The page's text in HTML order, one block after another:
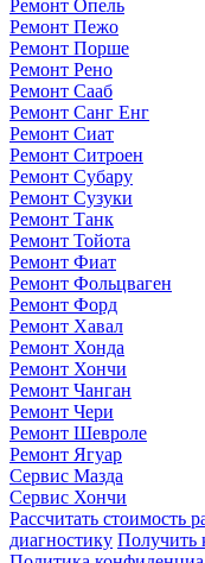
Ремонт Опель
Ремонт Пежо
Ремонт Порше
Ремонт Рено
Ремонт Сааб
Ремонт Санг Енг
Ремонт Сиат
Ремонт Ситроен
Ремонт Субару
Ремонт Сузуки
Ремонт Танк
Ремонт Тойота
Ремонт Фиат
Ремонт Фольцваген
Ремонт Форд
Ремонт Хавал
Ремонт Хонда
Ремонт Хончи
Ремонт Чанган
Ремонт Чери
Ремонт Шевроле
Ремонт Ягуар
Сервис Мазда
Сервис Хончи
Рассчитать стоимость
диагностику Получить